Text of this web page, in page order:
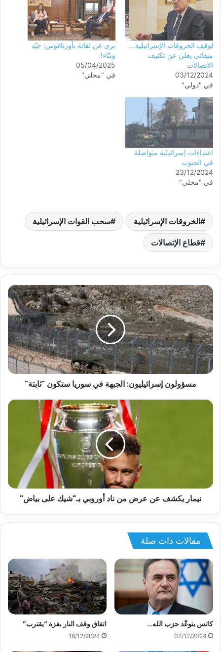
لوقف الخروقات الإسرائيلية…
ميقاتي يعلن عن تكثيف
الاتصالات
03/12/2024
في "دولي"
بري عن لقائه بأورتاغوس: جيّد
وبنّاء!
05/04/2025
في "محلي"
اعتداءات إسرائيلية متواصلة
في الجنوب
23/12/2024
في "محلي"
الخروقات الإسرائيلية سحب القوات الإسرائيلية
قطاع الإتصالات
مسؤولون إسرائيليون: الجبهة في سوريا ستكون "ثابتة"
نيمار يكشف عن عرض من ناد أوروبي بـ"شيك على بياض"
مقالات ذات صلة
كاتس يتوعّد حزب الله…
02/12/2024
اتفاق وقف النار بغزة “يقترب”
18/12/2024